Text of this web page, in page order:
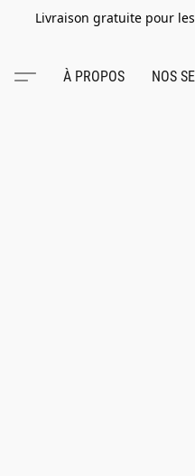
Livraison gratuite pour
À PROPOS NOS